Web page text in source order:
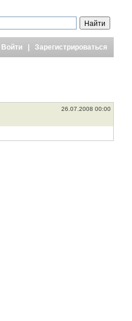
Войти Зарегистрироваться
26.07.2008 00:00